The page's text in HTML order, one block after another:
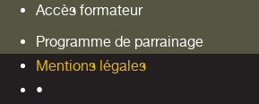
Accès formateur
Programme de parrainage
Mentions légales
•